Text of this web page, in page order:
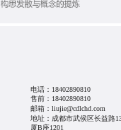
电话： 18402890810
售前： 18402890810
邮箱：liujie@cdlchd.com
地址：成都市武侯区长益路
厦B座1201